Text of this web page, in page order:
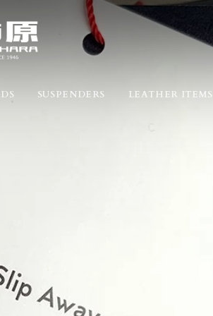
SUSPENDERS LEATHER ITEMS